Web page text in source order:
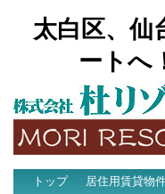
太白区、仙
ートへ
トップ 居住用賃貸物